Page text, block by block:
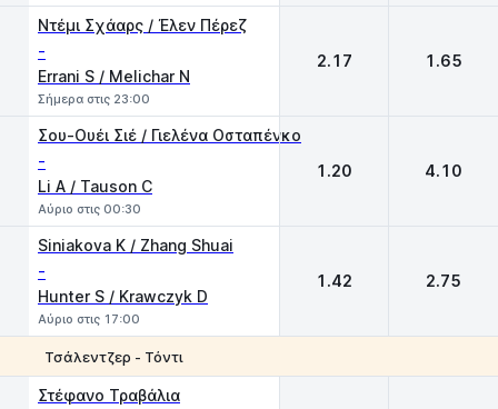
Ντέμι Σχάαρς / Έλεν Πέρεζ
-
Errani S / Melichar N
Σήμερα στις 23:00
2.17 1.65
Σου-Ουέι Σιέ / Γιελένα Οσταπένκο
-
Li A / Tauson C
Αύριο στις 00:30
1.20 4.10
Siniakova K / Zhang Shuai
-
Hunter S / Krawczyk D
Αύριο στις 17:00
1.42 2.75
Τσάλεντζερ - Τόντι
Στέφανο Τραβάλια